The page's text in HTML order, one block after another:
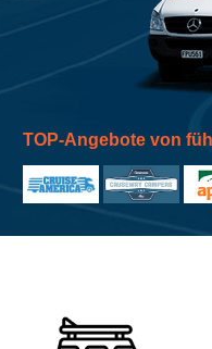
TOP-Angebote von